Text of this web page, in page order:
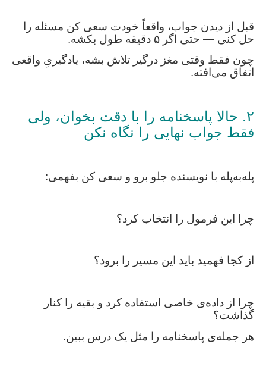
قبل از دیدن جواب، واقعاً خودت سعی کن مسئله را
حل کنی — حتی اگر ۵ دقیقه طول بکشه.
چون فقط وقتی مغز درگیر تلاش بشه، یادگیریِ واقعی
اتفاق می‌افته.
۲. حالا پاسخنامه را با دقت بخوان، ولی
فقط جواب نهایی را نگاه نکن
پله‌به‌پله با نویسنده جلو برو و سعی کن بفهمی:
چرا این فرمول را انتخاب کرد؟
از کجا فهمید باید این مسیر را برود؟
چرا از داده‌ی خاصی استفاده کرد و بقیه را کنار
گذاشت؟
هر جمله‌ی پاسخنامه را مثل یک درس ببین.